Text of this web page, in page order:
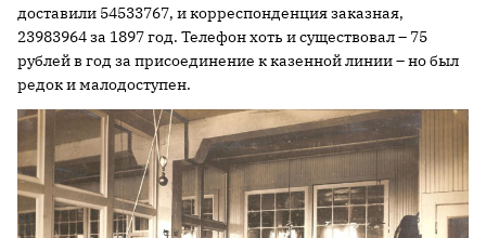
доставили 54533767, и корреспонденция заказная,
23983964 за 1897 год. Телефон хоть и существовал – 75
рублей в год за присоединение к казенной линии – но был
редок и малодоступен.